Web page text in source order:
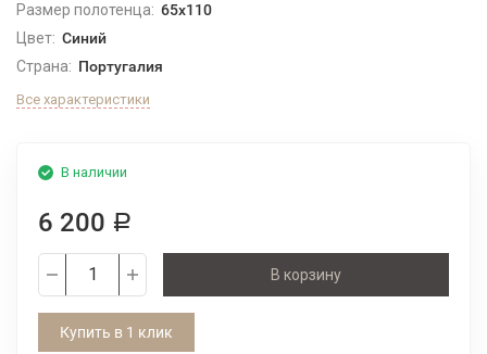
Размер полотенца: 65x110
Цвет: Синий
Страна: Португалия
Все характеристики
В наличии
6 200 Р
В корзину
Купить в 1 клик